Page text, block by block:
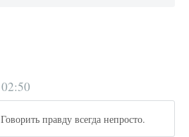
правду всегда непросто.